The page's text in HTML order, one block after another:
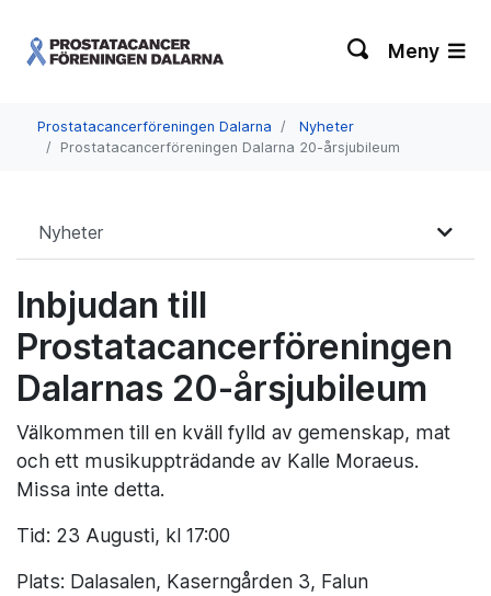
Meny
Prostatacancerföreningen Dalarna
Nyheter
Prostatacancerföreningen Dalarna 20-årsjubileum
Nyheter
Inbjudan till
Prostatacancerföreningen
Dalarnas 20-årsjubileum
Välkommen till en kväll fylld av gemenskap, mat
och ett musikuppträdande av Kalle Moraeus.
Missa inte detta.
Tid: 23 Augusti, kl 17:00
Plats: Dalasalen, Kaserngården 3, Falun